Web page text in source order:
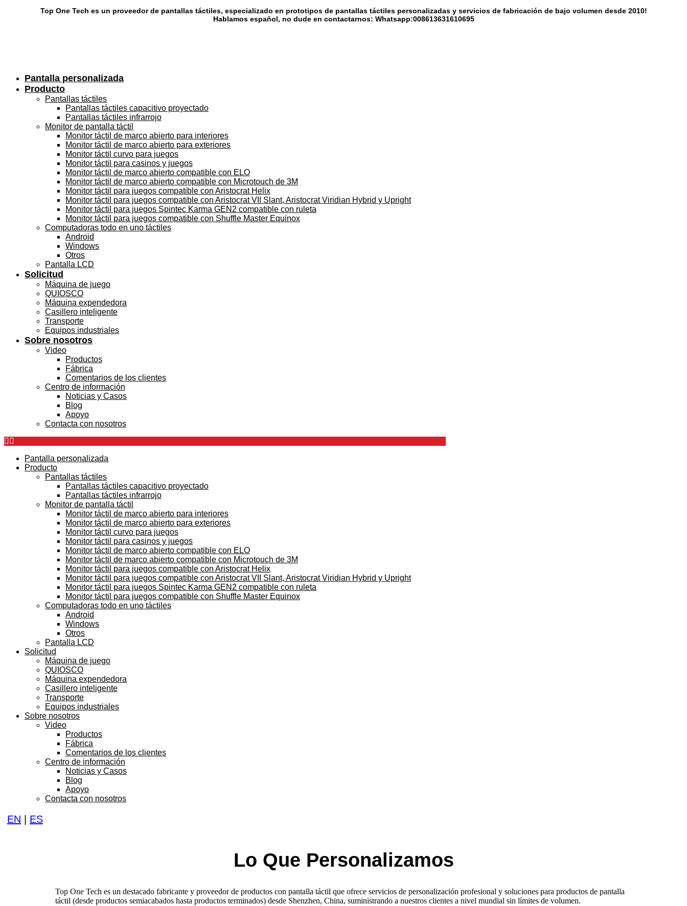
Top One Tech es un proveedor de pantallas táctiles, especializado en prototipos de pantallas táctiles personalizadas y servicios de fabricación de bajo volumen desde 2010!
Hablamos español, no dude en contactarnos: Whatsapp:008613631610695
Pantalla personalizada
Producto
Pantallas táctiles
Pantallas táctiles capacitivo proyectado
Pantallas táctiles infrarrojo
Monitor de pantalla táctil
Monitor táctil de marco abierto para interiores
Monitor táctil de marco abierto para exteriores
Monitor táctil curvo para juegos
Monitor táctil para casinos y juegos
Monitor táctil de marco abierto compatible con ELO
Monitor táctil de marco abierto compatible con Microtouch de 3M
Monitor táctil para juegos compatible con Aristocrat Helix
Monitor táctil para juegos compatible con Aristocrat VII Slant, Aristocrat Viridian Hybrid y Upright
Monitor táctil para juegos Spintec Karma GEN2 compatible con ruleta
Monitor táctil para juegos compatible con Shuffle Master Equinox
Computadoras todo en uno táctiles
Android
Windows
Otros
Pantalla LCD
Solicitud
Máquina de juego
QUIOSCO
Máquina expendedora
Casillero inteligente
Transporte
Equipos industriales
Sobre nosotros
Video
Productos
Fábrica
Comentarios de los clientes
Centro de información
Noticias y Casos
Blog
Apoyo
Contacta con nosotros
Pantalla personalizada
Producto
Pantallas táctiles
Pantallas táctiles capacitivo proyectado
Pantallas táctiles infrarrojo
Monitor de pantalla táctil
Monitor táctil de marco abierto para interiores
Monitor táctil de marco abierto para exteriores
Monitor táctil curvo para juegos
Monitor táctil para casinos y juegos
Monitor táctil de marco abierto compatible con ELO
Monitor táctil de marco abierto compatible con Microtouch de 3M
Monitor táctil para juegos compatible con Aristocrat Helix
Monitor táctil para juegos compatible con Aristocrat VII Slant, Aristocrat Viridian Hybrid y Upright
Monitor táctil para juegos Spintec Karma GEN2 compatible con ruleta
Monitor táctil para juegos compatible con Shuffle Master Equinox
Computadoras todo en uno táctiles
Android
Windows
Otros
Pantalla LCD
Solicitud
Máquina de juego
QUIOSCO
Máquina expendedora
Casillero inteligente
Transporte
Equipos industriales
Sobre nosotros
Video
Productos
Fábrica
Comentarios de los clientes
Centro de información
Noticias y Casos
Blog
Apoyo
Contacta con nosotros
EN ES
Lo Que Personalizamos
Top One Tech es un destacado fabricante y proveedor de productos con pantalla táctil que ofrece servicios de personalización profesional y soluciones para productos de pantalla
táctil (desde productos semiacabados hasta productos terminados) desde Shenzhen, China, suministrando a nuestros clientes a nivel mundial sin límites de volumen.